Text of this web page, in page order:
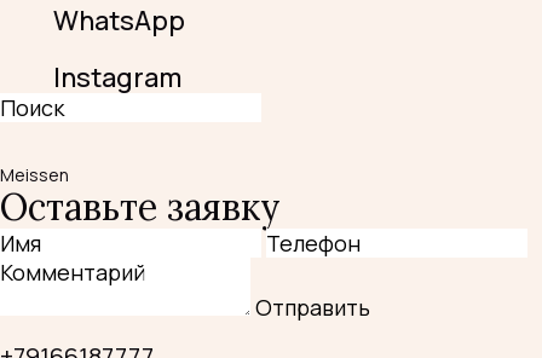
WhatsApp
Instagram
Meissen
Оставьте заявку
Отправить